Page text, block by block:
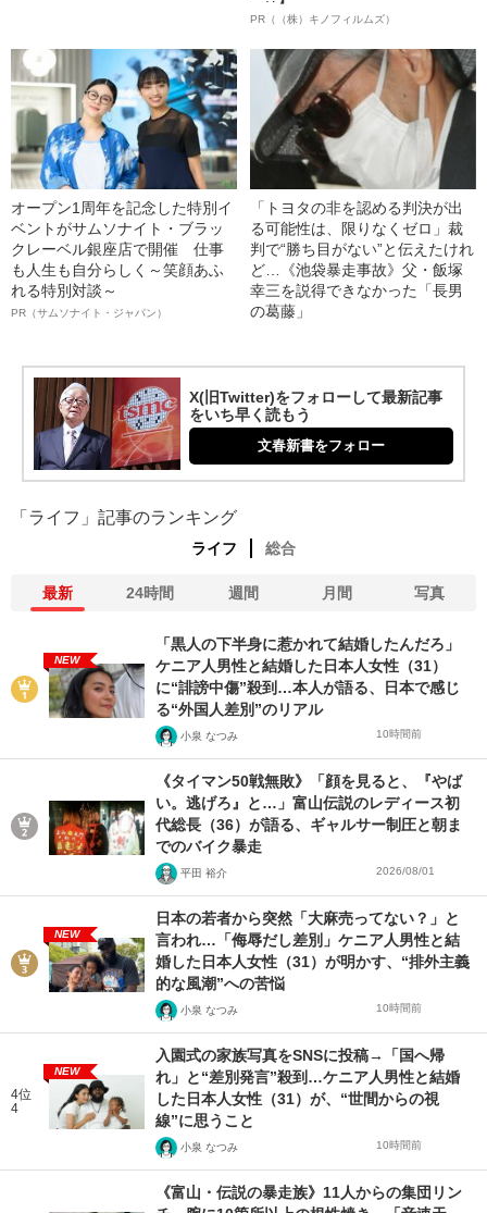
PR（（株）キノフィルムズ）
オープン1周年を記念した特別イ
ベントがサムソナイト・ブラッ
クレーベル銀座店で開催 仕事
も人生も自分らしく～笑顔あふ
れる特別対談～
PR（サムソナイト・ジャパン）
「トヨタの非を認める判決が出
る可能性は、限りなくゼロ」裁
判で“勝ち目がない”と伝えたけれ
ど…《池袋暴走事故》父・飯塚
幸三を説得できなかった「長男
の葛藤」
X(旧Twitter)をフォローして最新記事
をいち早く読もう
文春新書をフォロー
「ライフ」記事のランキング
ライフ 総合
最新 24時間 週間 月間 写真
NEW
「黒人の下半身に惹かれて結婚したんだろ」
ケニア人男性と結婚した日本人女性（31）
に“誹謗中傷”殺到…本人が語る、日本で感じ
る“外国人差別”のリアル
小泉 なつみ 10時間前
《タイマン50戦無敗》「顔を見ると、『やば
い。逃げろ』と…」富山伝説のレディース初
代総長（36）が語る、ギャルサー制圧と朝ま
でのバイク暴走
平田 裕介 2026/08/01
NEW
日本の若者から突然「大麻売ってない？」と
言われ…「侮辱だし差別」ケニア人男性と結
婚した日本人女性（31）が明かす、“排外主義
的な風潮”への苦悩
小泉 なつみ 10時間前
4位
4
NEW
入園式の家族写真をSNSに投稿→「国へ帰
れ」と“差別発言”殺到…ケニア人男性と結婚
した日本人女性（31）が、“世間からの視
線”に思うこと
小泉 なつみ 10時間前
《富山・伝説の暴走族》11人からの集団リン